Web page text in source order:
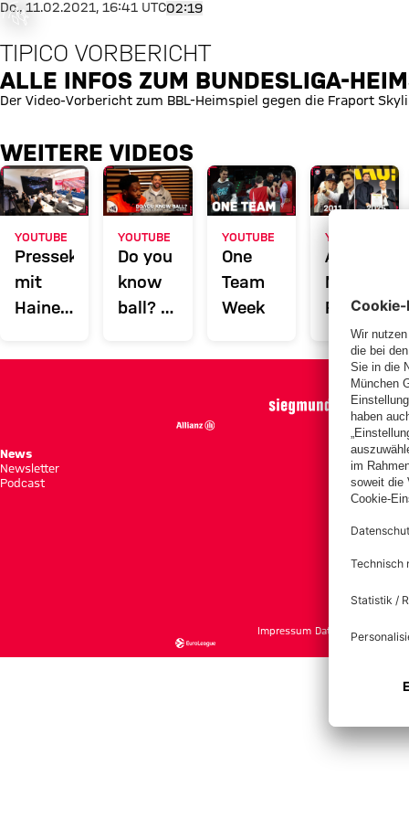
Alle Infos zum Bundesliga-
ist
occurred,
try again
later.
Do., 11.02.2021, 16:41 UTC02:19
TIPICO VORBERICHT
ALLE INFOS ZUM BUNDESLIGA-
Der Video-Vorbericht zum BBL-Heimspiel gegen die Fraport
WEITERE VIDEOS
YOUTUBE
Pressekonferenz
mit
Hainer,
Sarmiento
YOUTUBE
Do you
know
ball? |
vs
YOUTUBE
One
Team
Week
YOUTUBE
Marko
Pesic
News
Newsletter
Podcast
Impressum Datenschutz